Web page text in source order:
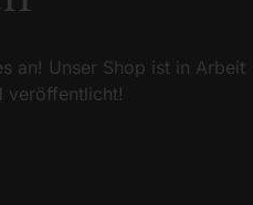
an! Unser Shop ist in Arbeit
veröffentlicht!